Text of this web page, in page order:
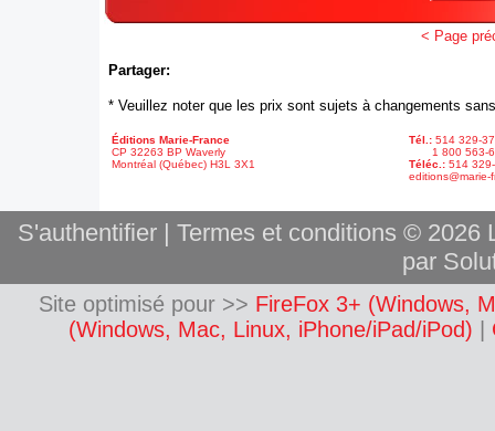
< Page
Partager:
* Veuillez noter que les prix sont sujets à changements
Éditions Marie-France
CP 32263 BP Waverly
Montréal (Québec) H3L 3X1
Tél.: 514 329-
1 800 563-
Téléc.: 514
editions@marie-
S'authentifier| Termes et conditions © 2026
par
Site optimisé pour >> FireFox 3+ (Windows,
(Windows, Mac, Linux, iPhone/iPad/iPod)